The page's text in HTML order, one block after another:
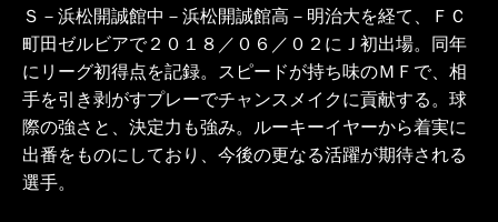
Ｓ－浜松開誠館中－浜松開誠館高－明治大を経て、ＦＣ
町田ゼルビアで２０１８／０６／０２にＪ初出場。同年
にリーグ初得点を記録。スピードが持ち味のＭＦで、相
手を引き剥がすプレーでチャンスメイクに貢献する。球
際の強さと、決定力も強み。ルーキーイヤーから着実に
出番をものにしており、今後の更なる活躍が期待される
選手。